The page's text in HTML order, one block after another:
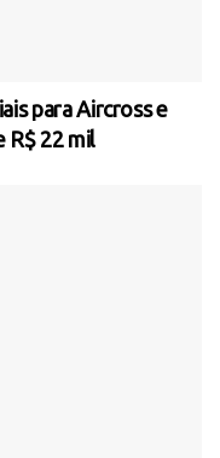
para Aircross e
R$ 22 mil